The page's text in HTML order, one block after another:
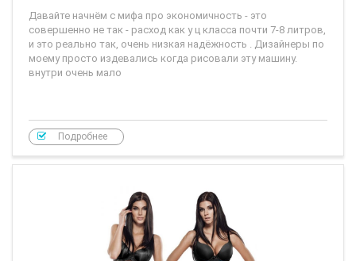
Давайте начнём с мифа про экономичность - это
совершенно не так - расход как у ц класса почти 7-8 литров,
и это реально так, очень низкая надёжность . Дизайнеры по
моему просто издевались когда рисовали эту машину.
внутри очень мало
Подробнее